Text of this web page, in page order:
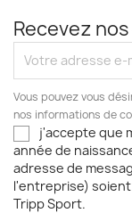
Recevez
Vous pouvez vous
nos informations de
j'accepte que
année de
adresse de
l'entreprise)
Tripp Sport.